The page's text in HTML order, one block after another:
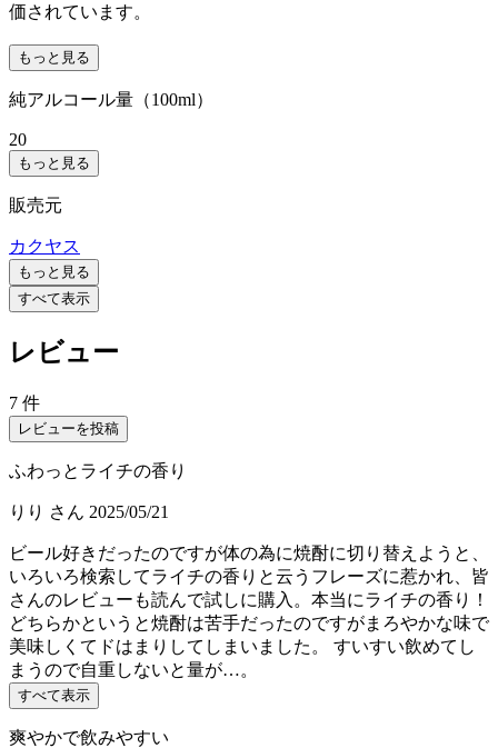
価されています。
もっと見る
純アルコール量（100ml）
20
もっと見る
販売元
カクヤス
もっと見る
すべて表示
レビュー
7 件
レビューを投稿
ふわっとライチの香り
りり さん 2025/05/21
ビール好きだったのですが体の為に焼酎に切り替えようと、
いろいろ検索してライチの香りと云うフレーズに惹かれ、皆
さんのレビューも読んで試しに購入。本当にライチの香り！
どちらかというと焼酎は苦手だったのですがまろやかな味で
美味しくてドはまりしてしまいました。 すいすい飲めてし
まうので自重しないと量が…。
すべて表示
爽やかで飲みやすい